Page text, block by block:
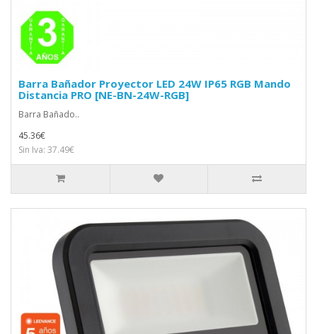
Barra Bañador Proyector LED 24W IP65 RGB Mando
Distancia PRO [NE-BN-24W-RGB]
Barra Bañado..
45.36€
Sin Iva: 37.49€